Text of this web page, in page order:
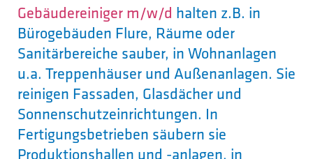
Gebäudereiniger m/w/d halten z.B. in
Bürogebäuden Flure, Räume oder
Sanitärbereiche sauber, in Wohnanlagen
u.a. Treppenhäuser und Außenanlagen. Sie
reinigen Fassaden, Glasdächer und
Sonnenschutzeinrichtungen. In
Fertigungsbetrieben säubern sie
Produktionshallen und -anlagen, in